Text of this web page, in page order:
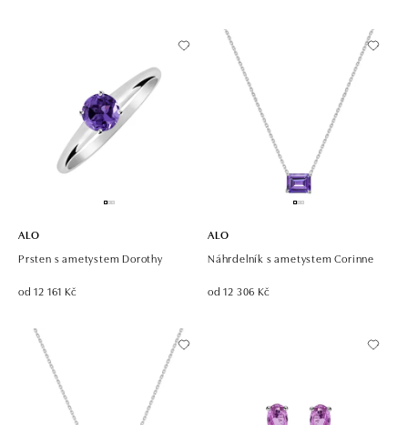
ALO
Prsten s ametystem Dorothy
od 12 161 Kč
ALO
Náhrdelník s ametystem Corinne
od 12 306 Kč